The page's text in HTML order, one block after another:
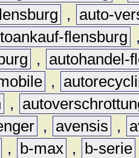
,
auto-
flensburg
,
autohandel-
,
,
, avensis ,
, b-max , b-serie